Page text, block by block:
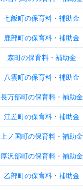
七飯町の保育料・補助金
鹿部町の保育料・補助金
森町の保育料・補助金
八雲町の保育料・補助金
長万部町の保育料・補助金
江差町の保育料・補助金
上ノ国町の保育料・補助金
厚沢部町の保育料・補助金
乙部町の保育料・補助金